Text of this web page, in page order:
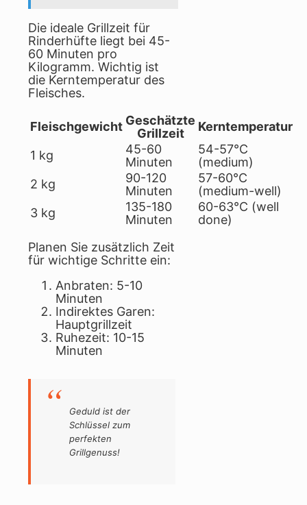
Die ideale Grillzeit für
Rinderhüfte liegt bei 45-
60 Minuten pro
Kilogramm. Wichtig ist
die Kerntemperatur des
Fleisches.
Fleischgewicht Geschätzte
Grillzeit
Kerntemperatur
1 kg
45-60
Minuten
54-57°C
(medium)
2 kg
90-120
Minuten
57-60°C
(medium-well)
3 kg
135-180
Minuten
60-63°C (well
done)
Planen Sie zusätzlich Zeit
für wichtige Schritte ein:
Anbraten: 5-10
Minuten
Indirektes Garen:
Hauptgrillzeit
Ruhezeit: 10-15
Minuten
Geduld ist der
Schlüssel zum
perfekten
Grillgenuss!